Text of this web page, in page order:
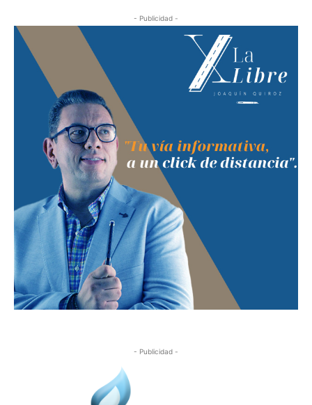
- Publicidad -
- Publicidad -